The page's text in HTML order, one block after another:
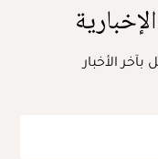
الأخبار